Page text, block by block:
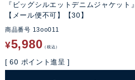
『ビッグシルエットデニムジャケット』
【メール便不可】【30】
商品番号 13oo011
¥5,980 税込
[ 60 ポイント進呈 ]